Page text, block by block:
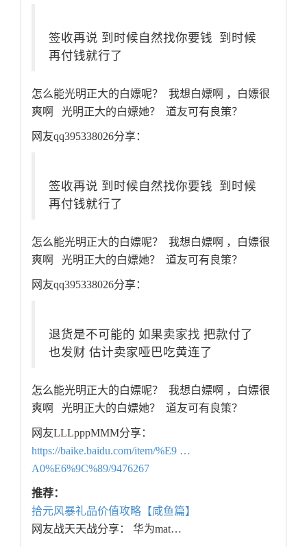
签收再说 到时候自然找你要钱 到时候
再付钱就行了
怎么能光明正大的白嫖呢？ 我想白嫖啊 ，白嫖很
爽啊 光明正大的白嫖她？ 道友可有良策？
网友qq395338026分享：
签收再说 到时候自然找你要钱 到时候
再付钱就行了
怎么能光明正大的白嫖呢？ 我想白嫖啊 ，白嫖很
爽啊 光明正大的白嫖她？ 道友可有良策？
网友qq395338026分享：
退货是不可能的 如果卖家找 把款付了
也发财 估计卖家哑巴吃黄连了
怎么能光明正大的白嫖呢？ 我想白嫖啊 ，白嫖很
爽啊 光明正大的白嫖她？ 道友可有良策？
网友LLLpppMMM分享：
https://baike.baidu.com/item/%E9 …
A0%E6%9C%89/9476267
推荐：
拾元风暴礼品价值攻略【咸鱼篇】
网友战天天战分享： 华为mat…